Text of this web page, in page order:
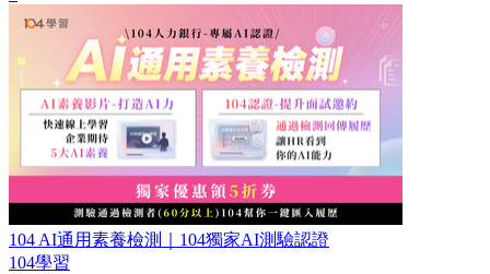
104 AI通用素養檢測｜104獨家AI測驗認證
104學習